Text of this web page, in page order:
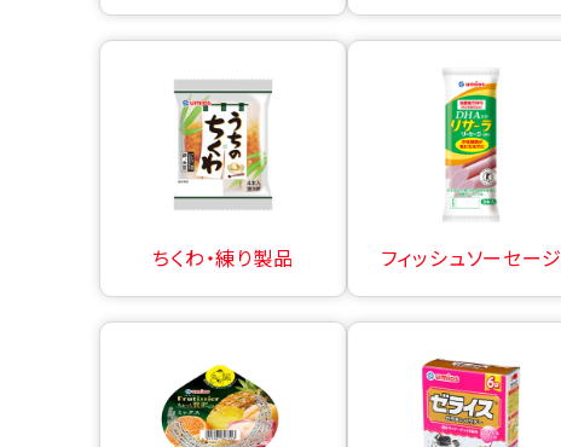
ちくわ・練り製品 フィッシュソーセージ